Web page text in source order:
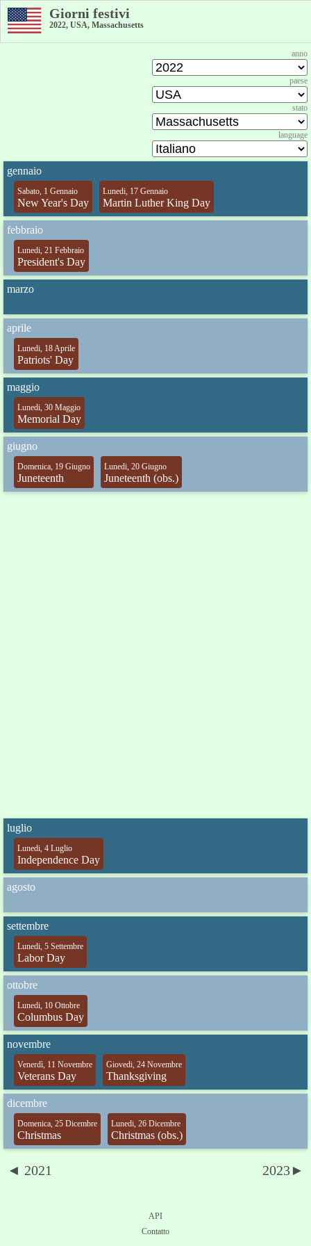
Giorni festivi
2022, USA, Massachusetts
anno
paese
stato
language
gennaio
Sabato, 1 Gennaio
New Year's Day
Lunedi, 17 Gennaio
Martin Luther King Day
febbraio
Lunedi, 21 Febbraio
President's Day
marzo
aprile
Lunedi, 18 Aprile
Patriots' Day
maggio
Lunedi, 30 Maggio
Memorial Day
giugno
Domenica, 19 Giugno
Juneteenth
Lunedi, 20 Giugno
Juneteenth (obs.)
luglio
Lunedi, 4 Luglio
Independence Day
agosto
settembre
Lunedi, 5 Settembre
Labor Day
ottobre
Lunedi, 10 Ottobre
Columbus Day
novembre
Venerdì, 11 Novembre
Veterans Day
Giovedi, 24 Novembre
Thanksgiving
dicembre
Domenica, 25 Dicembre
Christmas
Lunedi, 26 Dicembre
Christmas (obs.)
◄ 2021 2023►
API
Contatto